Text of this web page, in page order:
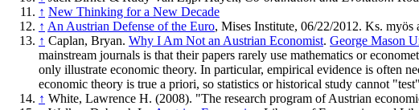
↑ New Thinking for a New Decade
↑ An Austrian Defense of the Euro, Mises Institute, 06/22/2012. Ks. myös
↑ Caplan, Bryan. Why I Am Not an Austrian Economist. George Mason
mainstream journals is that their papers rarely use mathematics or
only illustrate economic theory. In particular, empirical evidence is often
economic theory is true a priori, so statistics or historical study cannot
↑ White, Lawrence H. (2008). "The research program of Austrian